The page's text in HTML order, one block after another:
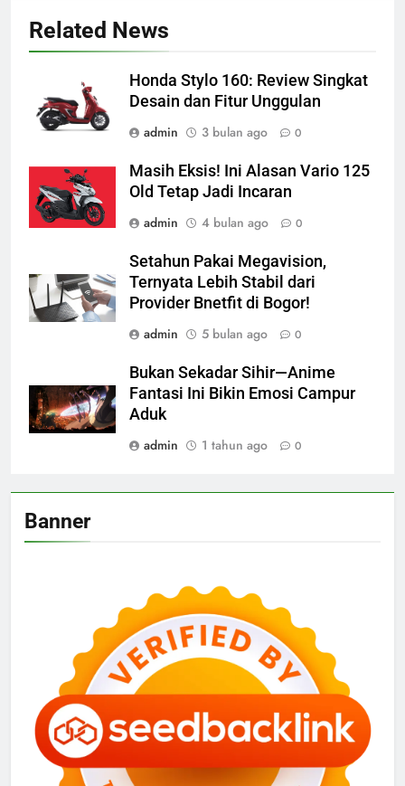
Related News
Honda Stylo 160: Review Singkat
Desain dan Fitur Unggulan
admin
3 bulan ago 0
Masih Eksis! Ini Alasan Vario 125
Old Tetap Jadi Incaran
admin
4 bulan ago 0
Setahun Pakai Megavision,
Ternyata Lebih Stabil dari
Provider Bnetfit di Bogor!
admin
5 bulan ago 0
Bukan Sekadar Sihir—Anime
Fantasi Ini Bikin Emosi Campur
Aduk
admin
1 tahun ago 0
Banner